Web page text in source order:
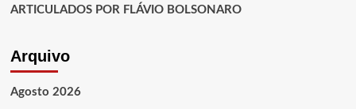
ARTICULADOS POR FLÁVIO BOLSONARO
Arquivo
Agosto 2026